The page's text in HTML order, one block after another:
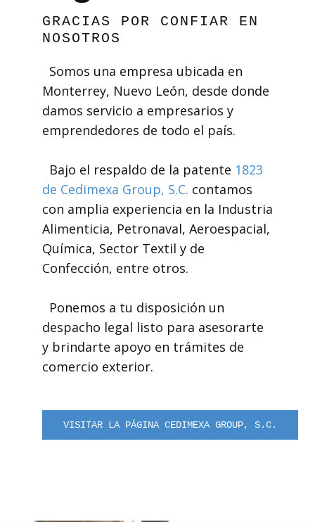
GRACIAS POR CONFIAR EN
NOSOTROS
Somos una empresa ubicada en
Monterrey, Nuevo León, desde donde
damos servicio a empresarios y
emprendedores de todo el país.
Bajo el respaldo de la patente 1823
de Cedimexa Group, S.C. contamos
con amplia experiencia en la Industria
Alimenticia, Petronaval, Aeroespacial,
Química, Sector Textil y de
Confección, entre otros.
Ponemos a tu disposición un
despacho legal listo para asesorarte
y brindarte apoyo en trámites de
comercio exterior.
VISITAR LA PÁGINA CEDIMEXA GROUP, S.C.